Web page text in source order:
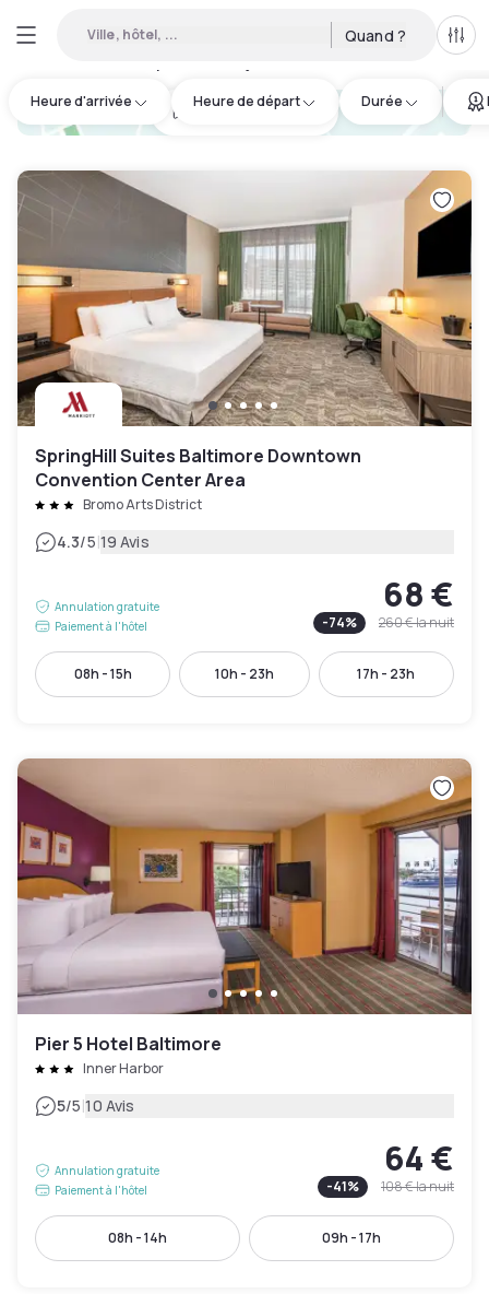
Ville, hôtel, ... Quand ?
Heure d'arrivée Heure de départ Durée
hotel.cta.view_map
SpringHill Suites Baltimore Downtown
Convention Center Area
Bromo Arts District
4.3/5|19 Avis
Annulation gratuite
Paiement à l'hôtel
68 €
-74% 260 €la nuit
08h - 15h 10h - 23h 17h - 23h
Pier 5 Hotel Baltimore
Inner Harbor
5/5|10 Avis
Annulation gratuite
Paiement à l'hôtel
64 €
-41% 108 €la nuit
08h - 14h 09h - 17h